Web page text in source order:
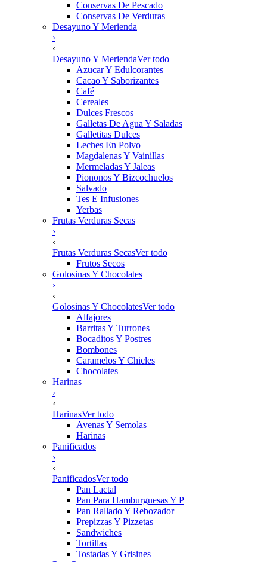
Conservas De Pescado
Conservas De Verduras
Desayuno Y Merienda
›
‹
Desayuno Y MeriendaVer todo
Azucar Y Edulcorantes
Cacao Y Saborizantes
Café
Cereales
Dulces Frescos
Galletas De Agua Y Saladas
Galletitas Dulces
Leches En Polvo
Magdalenas Y Vainillas
Mermeladas Y Jaleas
Piononos Y Bizcochuelos
Salvado
Tes E Infusiones
Yerbas
Frutas Verduras Secas
›
‹
Frutas Verduras SecasVer todo
Frutos Secos
Golosinas Y Chocolates
›
‹
Golosinas Y ChocolatesVer todo
Alfajores
Barritas Y Turrones
Bocaditos Y Postres
Bombones
Caramelos Y Chicles
Chocolates
Harinas
›
‹
HarinasVer todo
Avenas Y Semolas
Harinas
Panificados
›
‹
PanificadosVer todo
Pan Lactal
Pan Para Hamburguesas Y P
Pan Rallado Y Rebozador
Prepizzas Y Pizzetas
Sandwiches
Tortillas
Tostadas Y Grisines